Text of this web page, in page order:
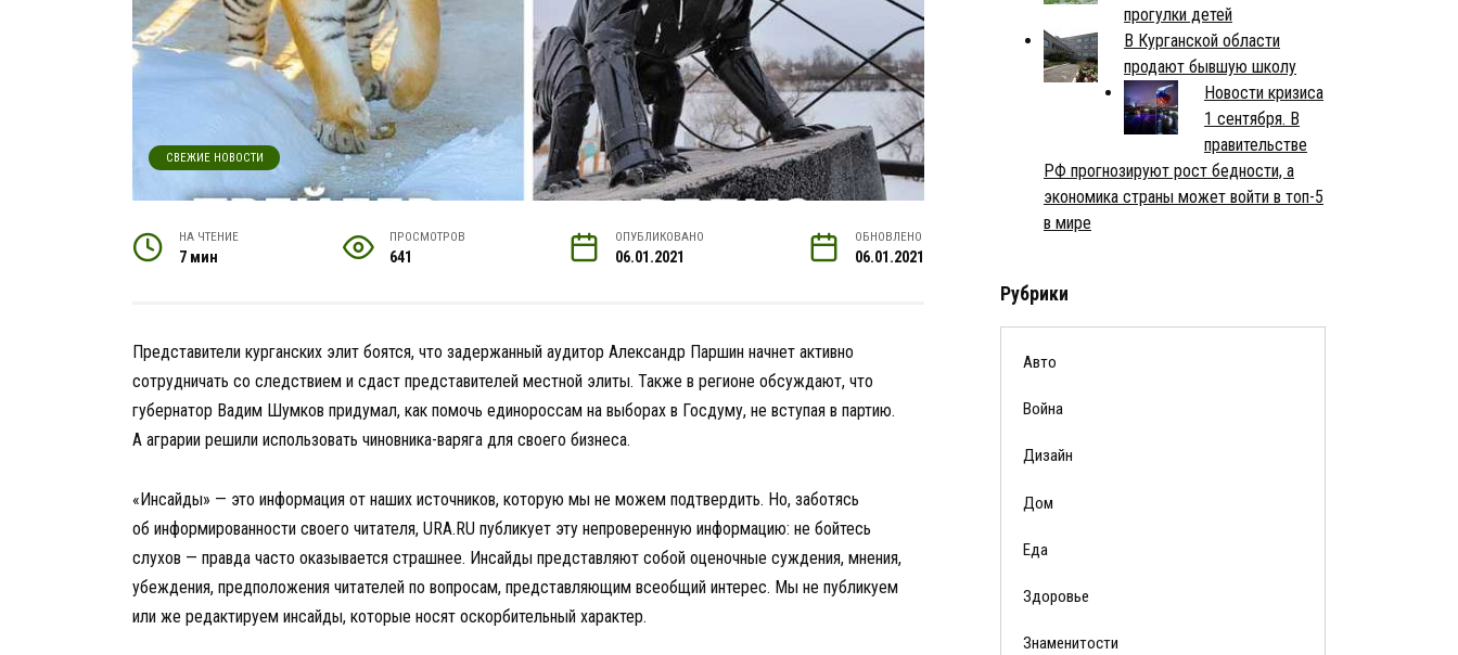
СВЕЖИЕ НОВОСТИ
НА ЧТЕНИЕ
7 мин
ПРОСМОТРОВ
641
ОПУБЛИКОВАНО
06.01.2021
ОБНОВЛЕНО
06.01.2021
Представители курганских элит боятся, что задержанный аудитор Александр Паршин начнет активно
сотрудничать со следствием и сдаст представителей местной элиты. Также в регионе обсуждают, что
губернатор Вадим Шумков придумал, как помочь единороссам на выборах в Госдуму, не вступая в партию.
А аграрии решили использовать чиновника-варяга для своего бизнеса.
«Инсайды» — это информация от наших источников, которую мы не можем подтвердить. Но, заботясь
об информированности своего читателя, URA.RU публикует эту непроверенную информацию: не бойтесь
слухов — правда часто оказывается страшнее. Инсайды представляют собой оценочные суждения, мнения,
убеждения, предположения читателей по вопросам, представляющим всеобщий интерес. Мы не публикуем
или же редактируем инсайды, которые носят оскорбительный характер.
прогулки детей
В Курганской области
продают бывшую школу
Новости кризиса
1 сентября. В
правительстве
РФ прогнозируют рост бедности, а
экономика страны может войти в топ-5
в мире
Рубрики
Авто
Война
Дизайн
Дом
Еда
Здоровье
Знаменитости